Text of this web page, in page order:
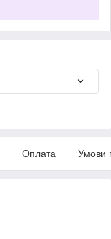
Оплата Умови